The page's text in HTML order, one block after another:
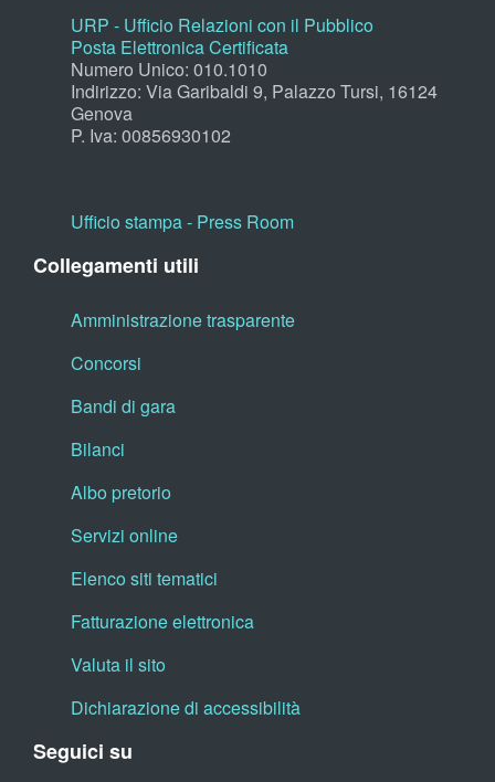
URP - Ufficio Relazioni con il Pubblico
Posta Elettronica Certificata
Numero Unico: 010.1010
Indirizzo: Via Garibaldi 9, Palazzo Tursi, 16124
Genova
P. Iva: 00856930102
Ufficio stampa - Press Room
Collegamenti utili
Amministrazione trasparente
Concorsi
Bandi di gara
Bilanci
Albo pretorio
Servizi online
Elenco siti tematici
Fatturazione elettronica
Valuta il sito
Dichiarazione di accessibilità
Seguici su